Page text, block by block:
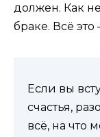
должен. Как
браке. Всё это
Если вы
счастья,
всё, на что